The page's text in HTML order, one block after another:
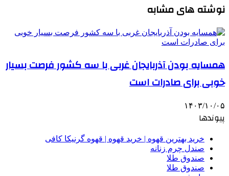
نوشته های مشابه
همسایه بودن آذربایجان غربی با سه کشور فرصت بسیار
خوبی برای صادرات است
۱۴۰۳/۱۰/۰۵
پیوندها
خرید بهترین قهوه | خرید قهوه | قهوه گرنیکا کافی
صندل چرم زنانه
صندوق طلا
صندوق طلا